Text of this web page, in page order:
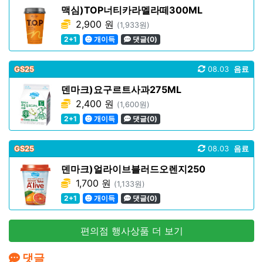
맥심)TOP너티카라멜라떼300ML
2,900 원 (1,933원)
2+1
개이득 댓글(0)
GS25 음료
08.03
덴마크)요구르트사과275ML
2,400 원 (1,600원)
2+1
개이득 댓글(0)
GS25 음료
08.03
덴마크)얼라이브블러드오렌지250
1,700 원 (1,133원)
2+1
개이득 댓글(0)
편의점 행사상품 더 보기
댓글